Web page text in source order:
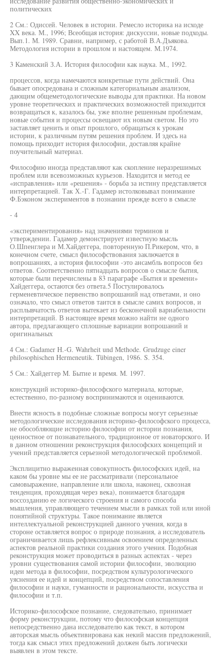
политических
2 См.: Одиссей. Человек в истории. Ремесло историка на исходе
XX века. М., 1996; Всеобщая история: дискуссии, новые подходы.
Вып.1. М. 1989. Сравни, например, с работой В.А.Дъякова.
Методология истории в прошлом и настоящем. М.1974.
3 Каменский З.А. История философии как наука. М., 1992.
процессов, когда намечаются конкретные пути действий. Она
бывает опосредована и сложным категориальным анализом,
дающим общеметодологические выводы для практики. На новом
уровне теоретических и практических возможностей приходится
возвращаться к, казалось бы, уже вполне решенным проблемам,
новые события и процессы освещают их новым светом. Но это
заставляет ценить и опыт прошлого, обращаться к урокам
истории, к различным путям решения проблем. И здесь на
помощь приходит история философии, доставляя крайне
поучительный материал.
Философию иногда представляют как скопление неразрешимых
проблем или всевозможных курьезов. Находится и метод ее
«исправления» или «решения» - борьба за истину представляется
интерпретацией. Так Х.-Г. Гадамер истолковывал понимание
Ф.Бэконом экспериментов в познании прежде всего в смысле
- 4
«экспериментирования» над значениями терминов и
утверждении. Гадамер демонстрирует известную мысль
О.Шпенглера и М.Хайдеггера, повторенную П.Рикером, что, в
конечном счете, смысл философствования заключается в
вопрошаниях, а история философии -это ансамбль вопросов без
ответов. Соответственно пятнадцать вопросов о смысле бытия,
которые были перечислены в 83 параграфе «Бытия и времени»
Хайдеггера, остаются без ответа.5 Постулировалось
герменевтическое первенство вопрошаний над ответами, и оно
означало, что смысл ответов таится в смысле самих вопросов, и
расплывчатость ответов вытекает из бесконечной вариабельности
интерпретаций. В настоящее время можно найти не одного
автора, предлагающего сплошные вариации вопрошаний и
оригинальных
4 См.: Gadamer H.-G. Wahrheit und Methode. Grudzuge einer
philosophischen Hermeneutik. Tübingen, 1986. S. 354.
5 См.: Хайдеггер M. Бытие и время. М. 1997.
конструкций историко-философского материала, которые,
естественно, по-разному воспринимаются и оцениваются.
Внести ясность в подобные сложные вопросы могут серьезные
методологические исследования историко-философского процесса,
не обособляющие историю философии от истории познания,
ценностное от познавательного, традиционное от новаторского. И
в данном отношении реконструкция философских концепций и
учений представляется серьезной методологической проблемой.
Эксплицитно выраженная совокупность философских идей, на
каком бы уровне мы ее не рассматривали (персональное
самовыражение, направление или школа, наконец, сквозная
тенденция, проходящая через века), понимается благодаря
воссозданию ее логического строения и самого способа
мышления, управляющего течением мысли в рамках той или иной
понятийной структуры. Такое понимание является
интеллектуальной реконструкцией данного учения, когда в
стороне оставляется вопрос о природе познания, а исследователь
ограничивается лишь рефлексивным освоением определенных
аспектов реальной практики создания этого учения. Подобная
реконструкция может проводиться в разных аспектах - через
уровни существования самой истории философии, эволюцию
идеи метода в философии, посредством культурологического
уяснения ее идей и концепций, посредством сопоставления
философии и науки, гуманности и рациональности, искусства и
философии и т.п.
Историко-философское познание, следовательно, принимает
форму реконструкции, потому что философская концепция
непосредственно дана исследователю как текст, в котором
авторская мысль объективирована как некий массив предложений,
тогда как смысл этих предложений должен быть логически
выявлен в этом тексте.